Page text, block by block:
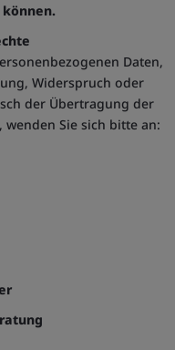
Daten,
Widerspruch oder
der Übertragung der
Sie sich bitte an:
und Schutz vor Angriffen
vor unautorisiert Zugriffen
und Schutz vor Angriffen
mit SID).